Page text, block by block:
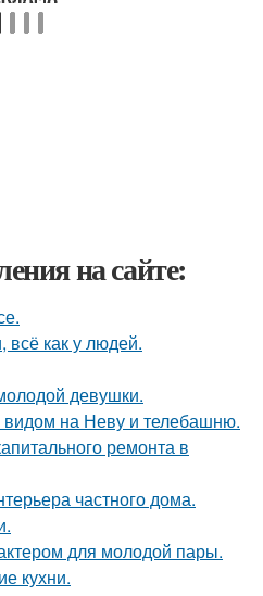
на сайте:
всё как у людей.
девушки.
на Неву и телебашню.
ремонта в
частного дома.
для молодой пары.
кухни.